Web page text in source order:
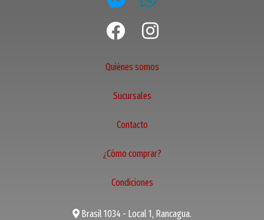
Quiénes somos
Sucursales
Contacto
¿Cómo comprar?
Condiciones
Brasil 1034 - Local 1, Rancagua.